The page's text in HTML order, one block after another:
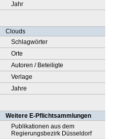
Jahr
Clouds
Schlagwörter
Orte
Autoren / Beteiligte
Verlage
Jahre
Weitere E-Pflichtsammlungen
Publikationen aus dem
Regierungsbezirk Düsseldorf